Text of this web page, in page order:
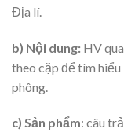
Địa lí.
b) Nội dung: HV
theo cặp để tìm
phông.
c) Sản phẩm: câu